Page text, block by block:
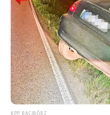
KPP RACIBÓRZ